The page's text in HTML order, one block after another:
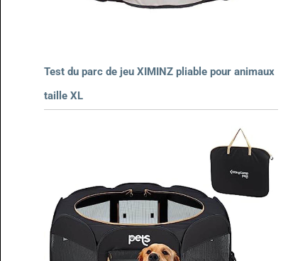
Test du parc de jeu XIMINZ pliable pour animaux
taille XL